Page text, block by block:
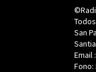
San
Email
Fono: